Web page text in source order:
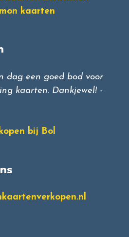
kaarten
dag een goed bod voor
kaarten. Dankjewel! -
bij Bol